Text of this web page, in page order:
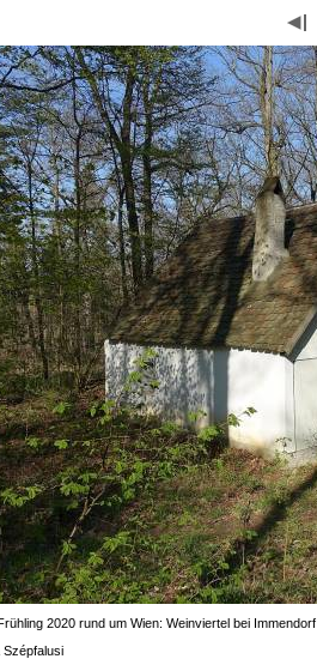
2020 rund um Wien: Weinviertel bei